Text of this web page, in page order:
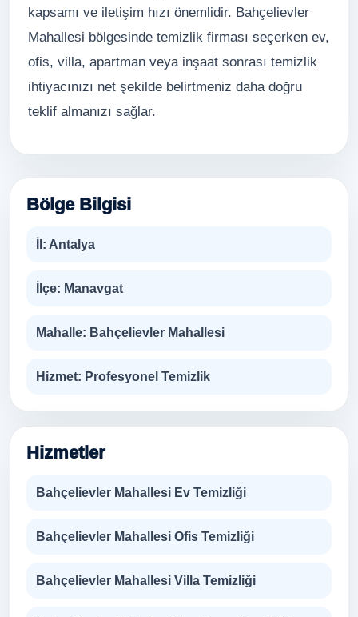
kapsamı ve iletişim hızı önemlidir. Bahçelievler
Mahallesi bölgesinde temizlik firması seçerken ev,
ofis, villa, apartman veya inşaat sonrası temizlik
ihtiyacınızı net şekilde belirtmeniz daha doğru
teklif almanızı sağlar.
Bölge Bilgisi
İl: Antalya
İlçe: Manavgat
Mahalle: Bahçelievler Mahallesi
Hizmet: Profesyonel Temizlik
Hizmetler
Bahçelievler Mahallesi Ev Temizliği
Bahçelievler Mahallesi Ofis Temizliği
Bahçelievler Mahallesi Villa Temizliği